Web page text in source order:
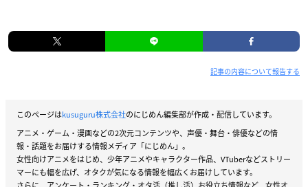
記事の内容について報告する
このページはkusuguru株式会社のにじめん編集部が作成・配信しています。
アニメ・ゲーム・漫画などの2次元コンテンツや、声優・舞台・俳優などの情
報・話題をお届けする情報メディア「にじめん」。
女性向けアニメをはじめ、少年アニメやキャラクター作品、VTuberなどストリー
マーにも幅を広げ、オタクが気になる情報を幅広くお届けしています。